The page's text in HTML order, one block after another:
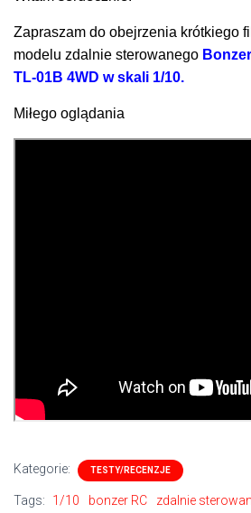
Zapraszam do obejrzenia krótkiego
modelu zdalnie sterowanego
TL-01B 4WD w skali 1/10.
Miłego oglądania
Kategorie: TESTY/RECENZJE
Tags: 1/10 bonzer RC zdalnie